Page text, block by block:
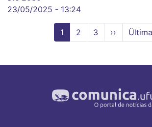
23/05/2025 - 13:24
Página
atual
1 Page
2 Page
3
Próxima
página
››
Última